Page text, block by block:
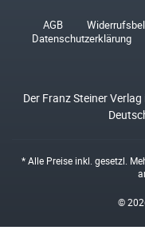
AGB
Datenschutzerklärung
Der Franz Steiner
* Alle Preise inkl. gesetzl.
©